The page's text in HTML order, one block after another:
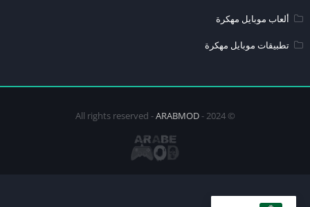
ألعاب موبايل مهكرة
تطبيقات موبايل مهكرة
© 2024 - All rights reserved -
ARABMOD